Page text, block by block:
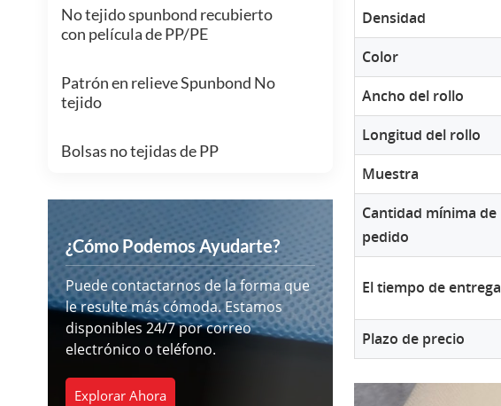
No tejido spunbond recubierto
con película de PP/PE
Patrón en relieve Spunbond No
tejido
Bolsas no tejidas de PP
¿Cómo Podemos Ayudarte?
Puede contactarnos de la forma que
le resulte más cómoda. Estamos
disponibles 24/7 por correo
electrónico o teléfono.
Explorar Ahora
Densidad
Color
Ancho del rollo
Longitud del rollo
Muestra
Cantidad mínima de
pedido
El tiempo de entrega
Plazo de precio